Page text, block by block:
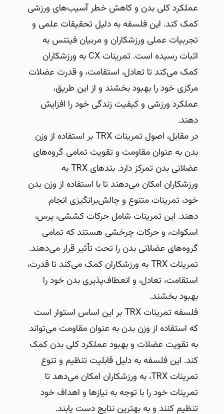
عملکرد کلی بدن و کاهش خطر آسیب‌های ورزشی
کمک کند. این فلسفه به دلیل تحقیقات علمی و
تجربیات عملی ورزشکاران و مربیان فیتنس به
اثبات رسیده است. تمرینات CX به ورزشکاران
کمک می‌کند تا تعادل، استقامت، و قدرت عضلات
مرکزی خود را بهبود بخشند و از این طریق،
عملکرد ورزشی و کیفیت زندگی خود را افزایش
دهند.
در مقابل، اصول تمرینات TRX بر استفاده از وزن
بدن به عنوان مقاومت و تقویت تمامی گروه‌های
عضلانی بدن تمرکز دارد. بندهای TRX به
ورزشکاران امکان می‌دهند تا با استفاده از وزن بدن
خود، تمرینات متنوع و چالش‌برانگیزی انجام
دهند. این تمرینات شامل حرکات کششی، پرس،
اسکوات، و حرکات چرخشی هستند که تمامی
گروه‌های عضلانی بدن را تحت تأثیر قرار می‌دهند.
تمرینات TRX به ورزشکاران کمک می‌کند تا قدرت،
استقامت، تعادل، و انعطاف‌پذیری بدن خود را
بهبود بخشند.
فلسفه تمرینات TRX بر این اساس استوار است
که استفاده از وزن بدن به عنوان مقاومت می‌تواند
به تقویت عضلات و بهبود عملکرد کلی بدن کمک
کند. این فلسفه به دلیل قابلیت تنظیم و تنوع
تمرینات TRX، به ورزشکاران امکان می‌دهد تا
تمرینات خود را با توجه به نیازها و اهداف خود
تنظیم کنند و به بهترین نتایج دست یابند.